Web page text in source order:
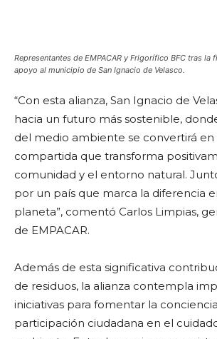
Representantes de EMPACAR y Frigorífico BFC tras la
apoyo al municipio de San Ignacio de Velasco.
“Con esta alianza, San Ignacio de
hacia un futuro más sostenible,
del medio ambiente se convertirá en
compartida que transforma
comunidad y el entorno natural.
por un país que marca la diferencia
planeta”, comentó Carlos Limpias,
de EMPACAR.
Además de esta significativa
de residuos, la alianza contempla
iniciativas para fomentar la
participación ciudadana en el